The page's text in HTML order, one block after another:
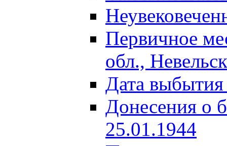
Первичное
обл.,
Дата
Донесения о
25.01.1944